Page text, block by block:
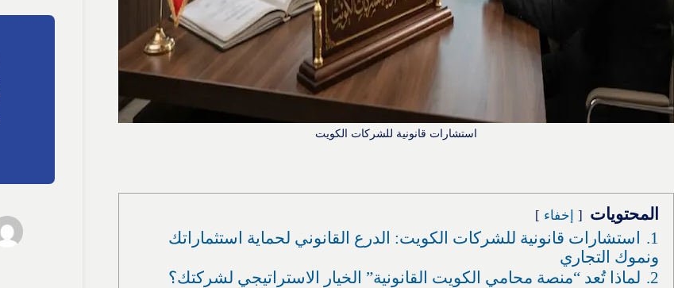
استشارات قانونية للشركات الكويت
المحتويات إخفاء
1.
استشارات قانونية للشركات الكويت: الدرع القانوني لحماية استثماراتك
ونموك التجاري
2.
لماذا تُعد “منصة محامي الكويت القانونية” الخيار الاستراتيجي لشركتك؟